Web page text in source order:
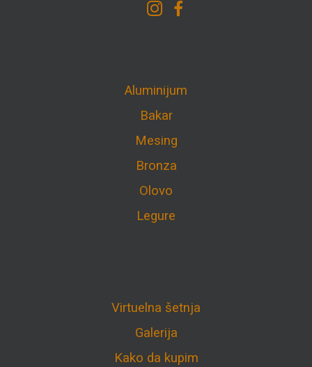
Aluminijum
Bakar
Mesing
Bronza
Olovo
Legure
Virtuelna šetnja
Galerija
Kako da kupim